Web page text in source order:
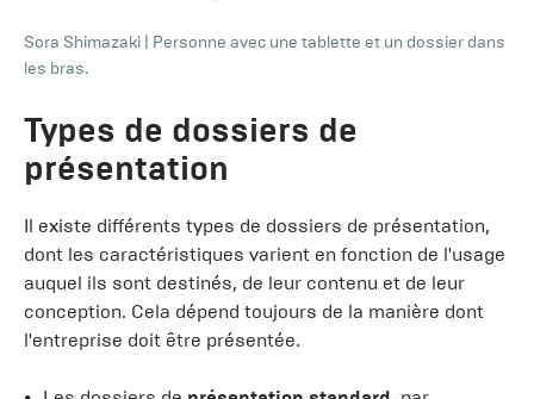
Sora Shimazaki
Personne avec une tablette et un dossier dans
les bras.
Types de dossiers de
présentation
Il existe différents types de dossiers de présentation,
dont les caractéristiques varient en fonction de l'usage
auquel ils sont destinés, de leur contenu et de leur
conception. Cela dépend toujours de la manière dont
l'entreprise doit être présentée.